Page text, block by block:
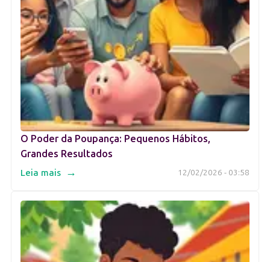
O Poder da Poupança: Pequenos Hábitos,
Grandes Resultados
12/02/2026 - 03:58
Leia mais →